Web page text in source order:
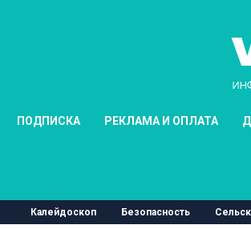
ПОДПИСКА РЕКЛАМА И ОПЛАТА
Калейдоскоп Безопасность